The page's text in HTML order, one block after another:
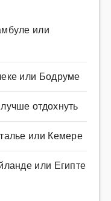
или
или Бодруме
отдохнуть
или Кемере
или Египте